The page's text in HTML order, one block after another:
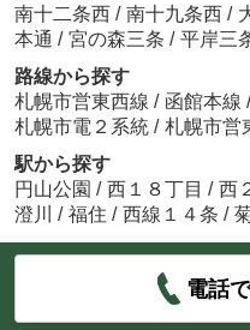
南十二条西 / 南十九条西 /
本通 / 宮の森三条 / 平岸三
路線から探す
札幌市営東西線 / 函館本線 /
札幌市電２系統 / 札幌市営
駅から探す
円山公園 / 西１８丁目 / 西
澄川
/ 福住 / 西線１４条 /
電話